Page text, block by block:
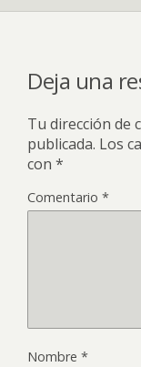
Deja una
Tu dirección de
publicada. Los
con *
Comentario *
Nombre *